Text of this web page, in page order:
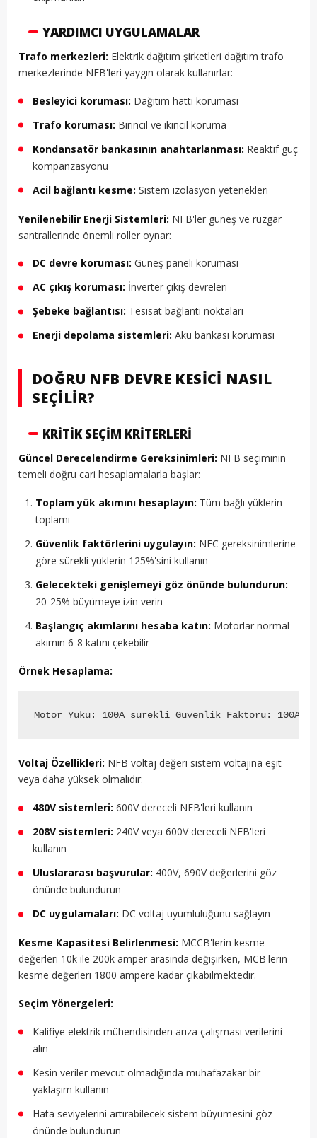
YARDIMCI UYGULAMALAR
Trafo merkezleri: Elektrik dağıtım şirketleri dağıtım trafo
merkezlerinde NFB'leri yaygın olarak kullanırlar:
Besleyici koruması: Dağıtım hattı koruması
Trafo koruması: Birincil ve ikincil koruma
Kondansatör bankasının anahtarlanması: Reaktif güç
kompanzasyonu
Acil bağlantı kesme: Sistem izolasyon yetenekleri
Yenilenebilir Enerji Sistemleri: NFB'ler güneş ve rüzgar
santrallerinde önemli roller oynar:
DC devre koruması: Güneş paneli koruması
AC çıkış koruması: İnverter çıkış devreleri
Şebeke bağlantısı: Tesisat bağlantı noktaları
Enerji depolama sistemleri: Akü bankası koruması
DOĞRU NFB DEVRE KESICI NASIL
SEÇILIR?
KRITIK SEÇIM KRITERLERI
Güncel Derecelendirme Gereksinimleri: NFB seçiminin
temeli doğru cari hesaplamalarla başlar:
Toplam yük akımını hesaplayın: Tüm bağlı yüklerin
toplamı
Güvenlik faktörlerini uygulayın: NEC gereksinimlerine
göre sürekli yüklerin 125%'sini kullanın
Gelecekteki genişlemeyi göz önünde bulundurun:
20-25% büyümeye izin verin
Başlangıç akımlarını hesaba katın: Motorlar normal
akımın 6-8 katını çekebilir
Örnek Hesaplama:
Voltaj Özellikleri: NFB voltaj değeri sistem voltajına eşit
veya daha yüksek olmalıdır:
480V sistemleri: 600V dereceli NFB'leri kullanın
208V sistemleri: 240V veya 600V dereceli NFB'leri
kullanın
Uluslararası başvurular: 400V, 690V değerlerini göz
önünde bulundurun
DC uygulamaları: DC voltaj uyumluluğunu sağlayın
Kesme Kapasitesi Belirlenmesi: MCCB'lerin kesme
değerleri 10k ile 200k amper arasında değişirken, MCB'lerin
kesme değerleri 1800 ampere kadar çıkabilmektedir.
Seçim Yönergeleri:
Kalifiye elektrik mühendisinden arıza çalışması verilerini
alın
Kesin veriler mevcut olmadığında muhafazakar bir
yaklaşım kullanın
Hata seviyelerini artırabilecek sistem büyümesini göz
önünde bulundurun